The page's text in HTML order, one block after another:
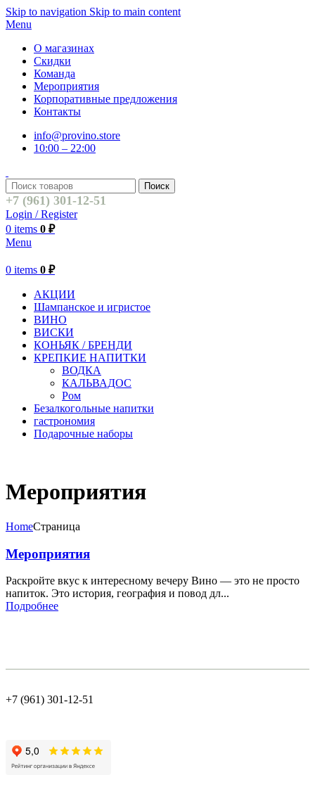
Skip to navigation Skip to main content
Menu
О магазинах
Скидки
Команда
Мероприятия
Корпоративные предложения
Контакты
info@provino.store
10:00 – 22:00
Поиск
+7 (961) 301-12-51
Login / Register
0 items 0 ₽
Menu
0 items 0 ₽
АКЦИИ
Шампанское и игристое
ВИНО
ВИСКИ
КОНЬЯК / БРЕНДИ
КРЕПКИЕ НАПИТКИ
ВОДКА
КАЛЬВАДОС
Ром
Безалкогольные напитки
гастрономия
Подарочные наборы
Мероприятия
HomeСтраница
Мероприятия
Раскройте вкус к интересному вечеру Вино — это не просто
напиток. Это история, география и повод дл...
Подробнее
+7 (961) 301-12-51